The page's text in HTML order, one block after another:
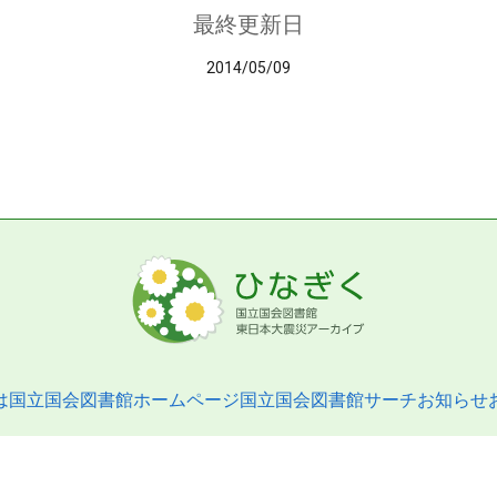
最終更新日
2014/05/09
国立国会図書館ホームページ国立国会図書館サーチお知らせ